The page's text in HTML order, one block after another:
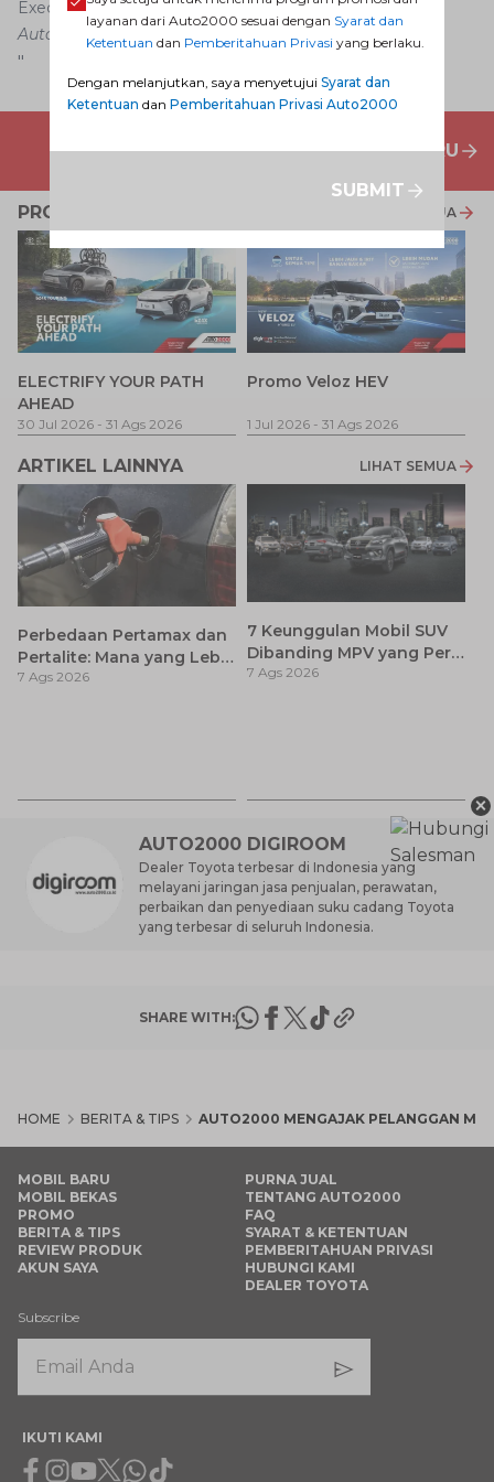
ExecutiveAuto2000 , Jumat (3/5/2019).
Auto2000
"
PENAWARAN MOBIL BARU
PROMO TERKAIT LIHAT SEMUA
ELECTRIFY YOUR PATH
AHEAD
30 Jul 2026 - 31 Ags 2026
Promo Veloz HEV
1 Jul 2026 - 31 Ags 2026
ARTIKEL LAINNYA LIHAT SEMUA
Perbedaan Pertamax dan
Pertalite: Mana yang Lebih
Baik untuk Mobil Toyota
7 Ags 2026
7 Keunggulan Mobil SUV
Dibanding MPV yang Perlu
Anda Ketahui
7 Ags 2026
AUTO2000 DIGIROOM
Dealer Toyota terbesar di Indonesia yang
melayani jaringan jasa penjualan, perawatan,
perbaikan dan penyediaan suku cadang Toyota
yang terbesar di seluruh Indonesia.
SHARE WITH:
HOME BERITA & TIPS AUTO2000 MENGAJAK PELANGGAN
×
MOBIL BARU
MOBIL BEKAS
PROMO
BERITA & TIPS
REVIEW PRODUK
AKUN SAYA
PURNA JUAL
TENTANG AUTO2000
FAQ
SYARAT & KETENTUAN
PEMBERITAHUAN PRIVASI
HUBUNGI KAMI
DEALER TOYOTA
Subscribe
IKUTI KAMI
Facebook
Instagram
Youtube
X Whatsapp
Tiktok
layanan dari Auto2000 sesuai dengan Syarat dan
Ketentuan dan Pemberitahuan Privasi yang berlaku.
Dengan melanjutkan, saya menyetujui Syarat dan
Ketentuan dan Pemberitahuan Privasi Auto2000
SUBMIT